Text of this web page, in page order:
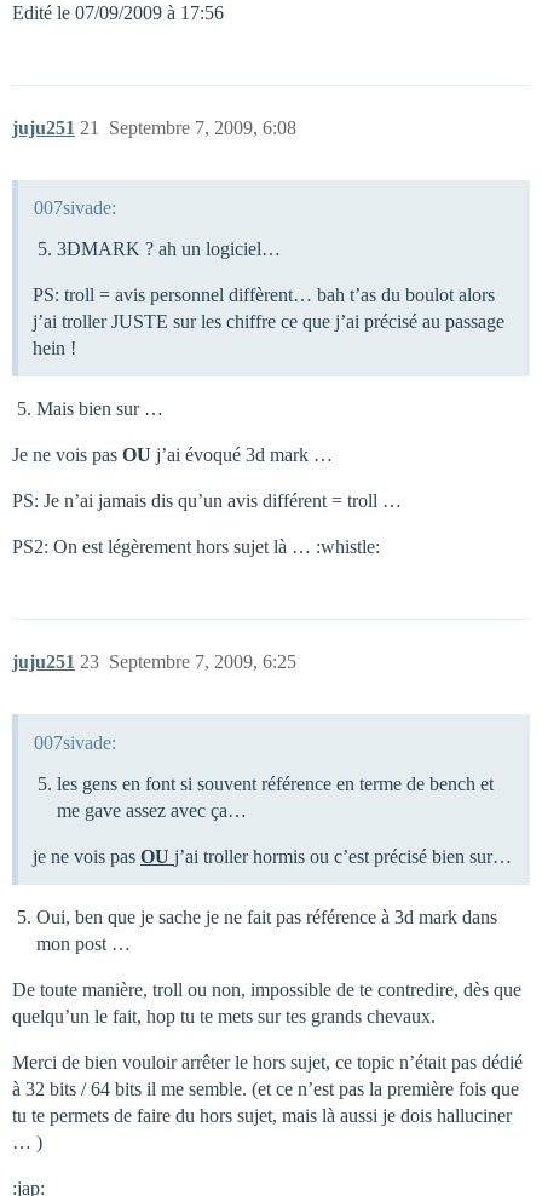
Edité le 07/09/2009 à 17:56
juju251 Septembre 7, 2009, 6:08
21
007sivade:
3DMARK ? ah un logiciel…
PS: troll = avis personnel diffèrent… bah t’as du boulot alors
j’ai troller JUSTE sur les chiffre ce que j’ai précisé au passage
hein !
Mais bien sur …
Je ne vois pas OU j’ai évoqué 3d mark …
PS: Je n’ai jamais dis qu’un avis différent = troll …
PS2: On est légèrement hors sujet là … :whistle:
juju251 Septembre 7, 2009, 6:25
23
007sivade:
les gens en font si souvent référence en terme de bench et
me gave assez avec ça…
je ne vois pas OU j’ai troller hormis ou c’est précisé bien sur…
Oui, ben que je sache je ne fait pas référence à 3d mark dans
mon post …
De toute manière, troll ou non, impossible de te contredire, dès que
quelqu’un le fait, hop tu te mets sur tes grands chevaux.
Merci de bien vouloir arrêter le hors sujet, ce topic n’était pas dédié
à 32 bits / 64 bits il me semble. (et ce n’est pas la première fois que
tu te permets de faire du hors sujet, mais là aussi je dois halluciner
… )
:jap: